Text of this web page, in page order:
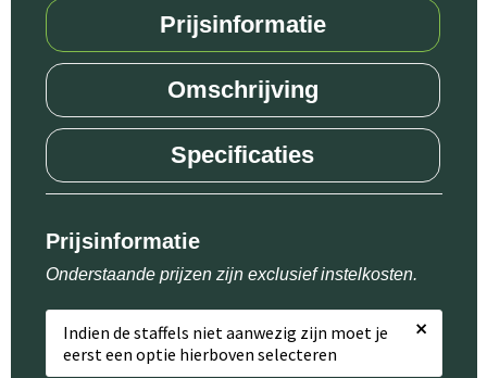
Prijsinformatie
Omschrijving
Specificaties
Prijsinformatie
Onderstaande prijzen zijn exclusief instelkosten.
Indien de staffels niet aanwezig zijn moet je
eerst een optie hierboven selecteren
×